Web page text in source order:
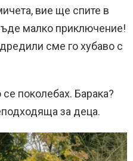
вие ще спите в
малко приключение!
сме го хубаво с
поколебах. Барака?
за деца.